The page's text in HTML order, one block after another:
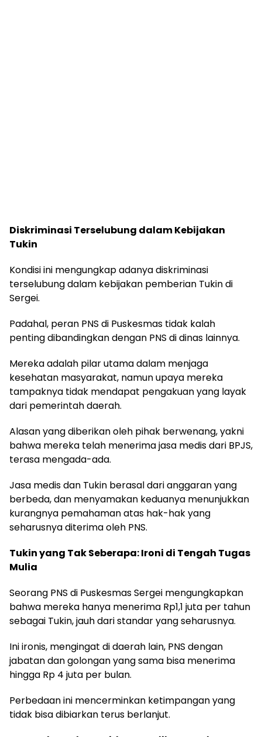
Diskriminasi Terselubung dalam Kebijakan
Tukin
Kondisi ini mengungkap adanya diskriminasi
terselubung dalam kebijakan pemberian Tukin di
Sergei.
Padahal, peran PNS di Puskesmas tidak kalah
penting dibandingkan dengan PNS di dinas lainnya.
Mereka adalah pilar utama dalam menjaga
kesehatan masyarakat, namun upaya mereka
tampaknya tidak mendapat pengakuan yang layak
dari pemerintah daerah.
Alasan yang diberikan oleh pihak berwenang, yakni
bahwa mereka telah menerima jasa medis dari BPJS,
terasa mengada-ada.
Jasa medis dan Tukin berasal dari anggaran yang
berbeda, dan menyamakan keduanya menunjukkan
kurangnya pemahaman atas hak-hak yang
seharusnya diterima oleh PNS.
Tukin yang Tak Seberapa: Ironi di Tengah Tugas
Mulia
Seorang PNS di Puskesmas Sergei mengungkapkan
bahwa mereka hanya menerima Rp1,1 juta per tahun
sebagai Tukin, jauh dari standar yang seharusnya.
Ini ironis, mengingat di daerah lain, PNS dengan
jabatan dan golongan yang sama bisa menerima
hingga Rp 4 juta per bulan.
Perbedaan ini mencerminkan ketimpangan yang
tidak bisa dibiarkan terus berlanjut.